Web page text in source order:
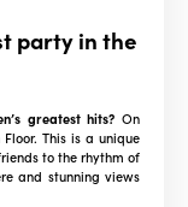
party in the
greatest hits? On
This is a unique
to the rhythm of
and stunning views